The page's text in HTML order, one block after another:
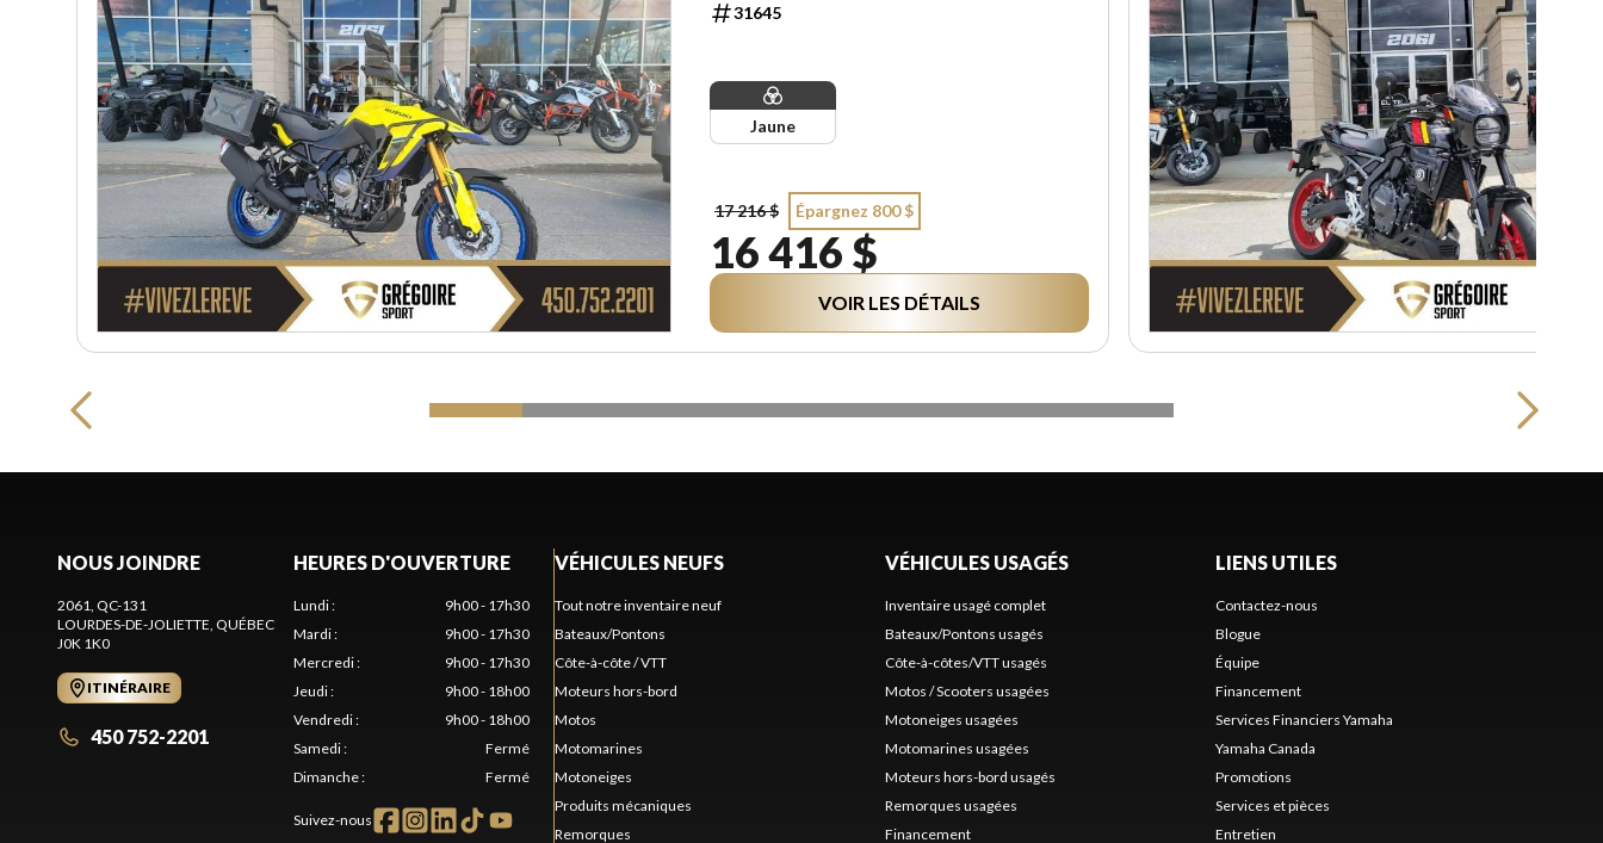
31645
Jaune
17 216 $ Épargnez 800 $
16 416 $
VOIR LES DÉTAILS
NOUS JOINDRE
2061, QC-131
LOURDES-DE-JOLIETTE , QUÉBEC
J0K 1K0
ITINÉRAIRE
450 752-2201
HEURES D'OUVERTURE
Lundi:
9h00 - 17h30
Mardi:
9h00 - 17h30
Mercredi:
9h00 - 17h30
Jeudi:
9h00 - 18h00
Vendredi:
9h00 - 18h00
Samedi:
Fermé
Dimanche: Fermé
Suivez-nous
VÉHICULES NEUFS
Tout notre inventaire neuf
Bateaux/Pontons
Côte-à-côte / VTT
Moteurs hors-bord
Motos
Motomarines
Motoneiges
Produits mécaniques
Remorques
VÉHICULES USAGÉS
Inventaire usagé complet
Bateaux/Pontons usagés
Côte-à-côtes/VTT usagés
Motos / Scooters usagées
Motoneiges usagées
Motomarines usagées
Moteurs hors-bord usagés
Remorques usagées
Financement
LIENS UTILES
Contactez-nous
Blogue
Équipe
Financement
Services Financiers Yamaha
Yamaha Canada
Promotions
Services et pièces
Entretien